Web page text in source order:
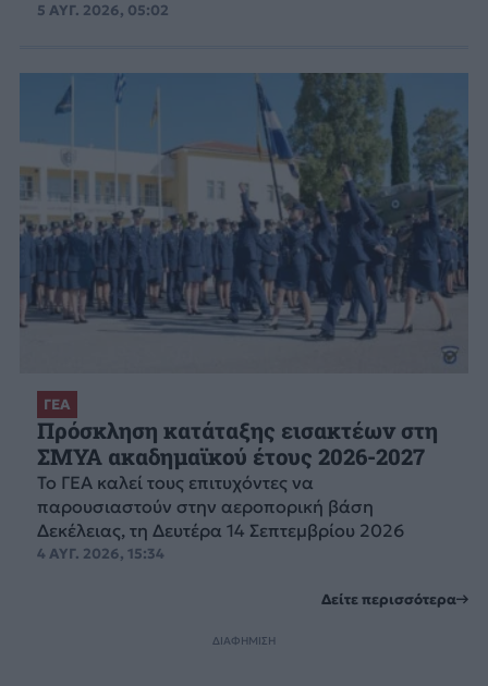
5 ΑΥΓ. 2026, 05:02
ΓΕΑ
Πρόσκληση κατάταξης εισακτέων στη
ΣΜΥΑ ακαδημαϊκού έτους 2026-2027
Το ΓΕΑ καλεί τους επιτυχόντες να
παρουσιαστούν στην αεροπορική βάση
Δεκέλειας, τη Δευτέρα 14 Σεπτεμβρίου 2026
4 ΑΥΓ. 2026, 15:34
Δείτε περισσότερα
ΔΙΑΦΗΜΙΣΗ